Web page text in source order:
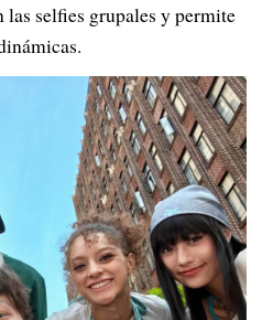
las selfies grupales y permite